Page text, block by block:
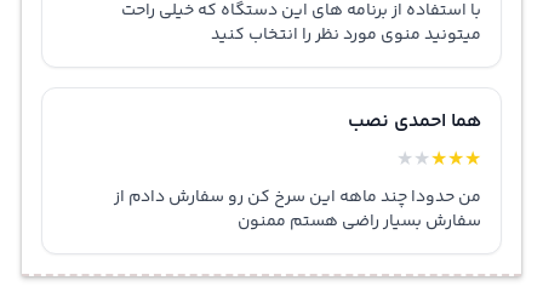
با استفاده از برنامه های این دستگاه که خیلی راحت
میتونید منوی مورد نظر را انتخاب کنید
هما احمدی نصب
★
★
★
★
★
من حدودا چند ماهه این سرخ کن رو سفارش دادم از
سفارش بسیار راضی هستم ممنون